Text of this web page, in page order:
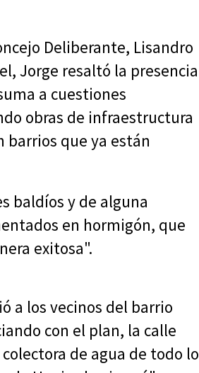
Deliberante, Lisandro
Jorge resaltó la presencia
a cuestiones
obras de infraestructura
que ya están
baldíos y de alguna
en hormigón, que
exitosa".
a los vecinos del barrio
con el plan, la calle
de agua de todo lo